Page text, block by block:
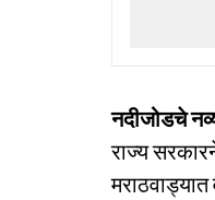
नदीजोडचे
राज्य